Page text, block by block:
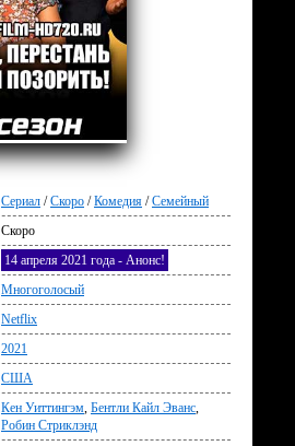
Сериал /Скоро /Комедия /Семейный
Скоро
14 апреля 2021 года - Анонс!
Многоголосый
Netflix
2021
США
Кен Уиттингэм, Бентли Кайл Эванс,
Робин Стриклэнд